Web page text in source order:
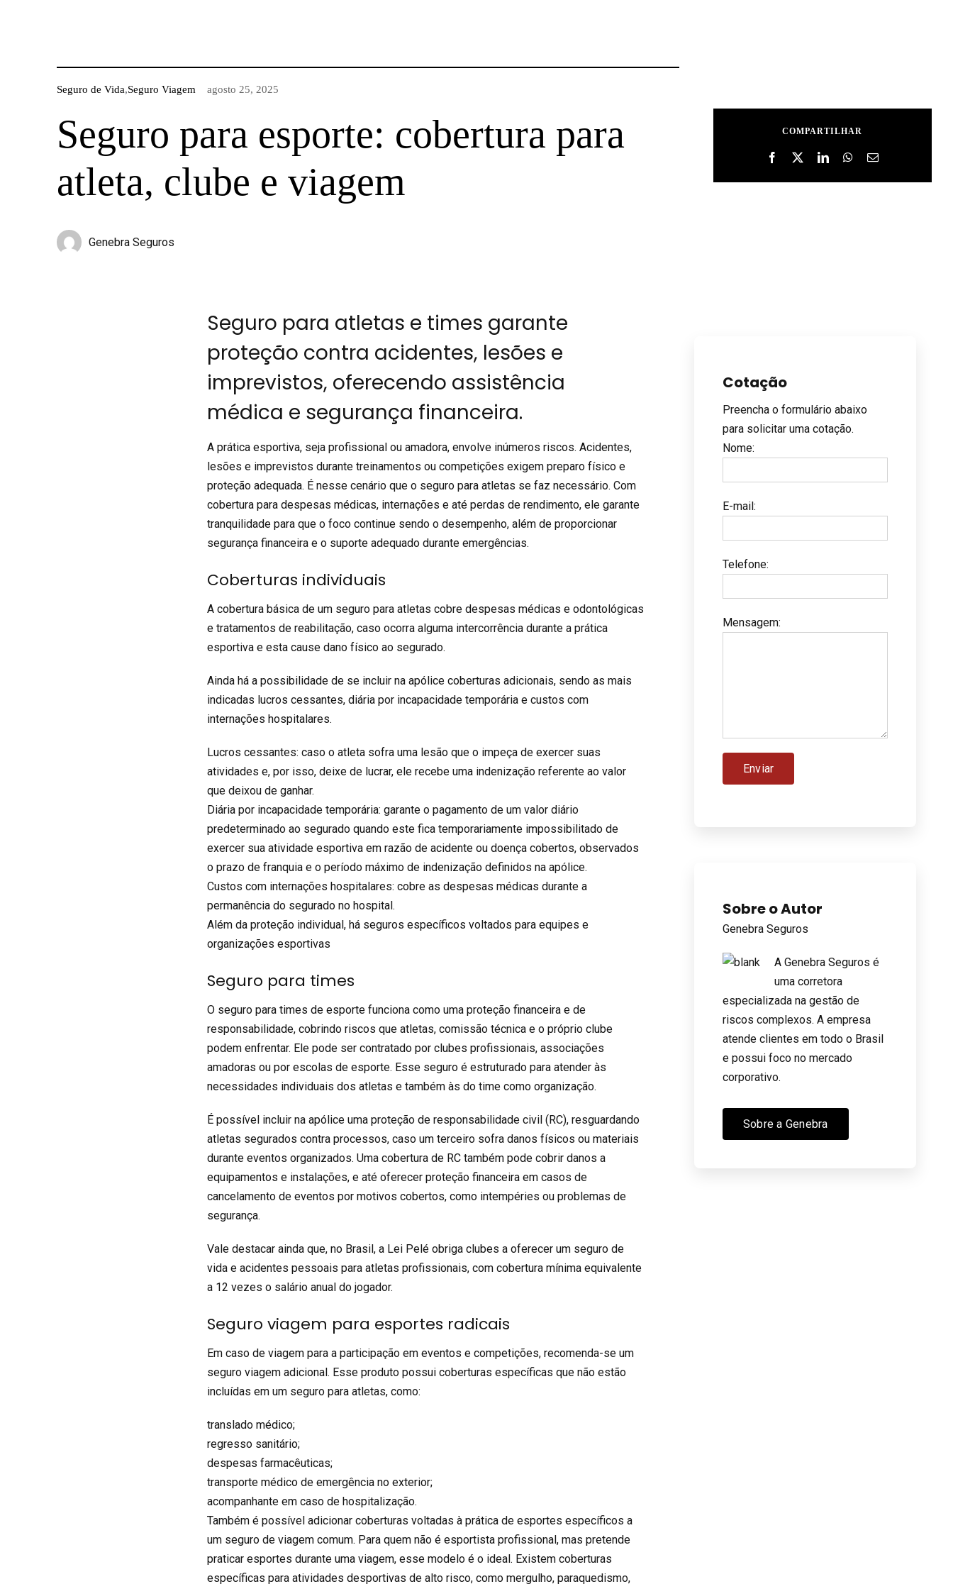
Seguro de Vida,Seguro Viagem agosto 25, 2025
Seguro para esporte: cobertura para
atleta, clube e viagem
Genebra Seguros
COMPARTILHAR
Seguro para atletas e times garante
proteção contra acidentes, lesões e
imprevistos, oferecendo assistência
médica e segurança financeira.
A prática esportiva, seja profissional ou amadora, envolve inúmeros riscos. Acidentes,
lesões e imprevistos durante treinamentos ou competições exigem preparo físico e
proteção adequada. É nesse cenário que o seguro para atletas se faz necessário. Com
cobertura para despesas médicas, internações e até perdas de rendimento, ele garante
tranquilidade para que o foco continue sendo o desempenho, além de proporcionar
segurança financeira e o suporte adequado durante emergências.
Coberturas individuais
A cobertura básica de um seguro para atletas cobre despesas médicas e odontológicas
e tratamentos de reabilitação, caso ocorra alguma intercorrência durante a prática
esportiva e esta cause dano físico ao segurado.
Ainda há a possibilidade de se incluir na apólice coberturas adicionais, sendo as mais
indicadas lucros cessantes, diária por incapacidade temporária e custos com
internações hospitalares.
Lucros cessantes: caso o atleta sofra uma lesão que o impeça de exercer suas
atividades e, por isso, deixe de lucrar, ele recebe uma indenização referente ao valor
que deixou de ganhar.
Diária por incapacidade temporária: garante o pagamento de um valor diário
predeterminado ao segurado quando este fica temporariamente impossibilitado de
exercer sua atividade esportiva em razão de acidente ou doença cobertos, observados
o prazo de franquia e o período máximo de indenização definidos na apólice.
Custos com internações hospitalares: cobre as despesas médicas durante a
permanência do segurado no hospital.
Além da proteção individual, há seguros específicos voltados para equipes e
organizações esportivas
Seguro para times
O seguro para times de esporte funciona como uma proteção financeira e de
responsabilidade, cobrindo riscos que atletas, comissão técnica e o próprio clube
podem enfrentar. Ele pode ser contratado por clubes profissionais, associações
amadoras ou por escolas de esporte. Esse seguro é estruturado para atender às
necessidades individuais dos atletas e também às do time como organização.
É possível incluir na apólice uma proteção deresponsabilidade civil (RC), resguardando
atletas segurados contra processos, caso um terceiro sofra danos físicos ou materiais
durante eventos organizados. Uma cobertura de RC também pode cobrir danos a
equipamentos e instalações, e até oferecer proteção financeira em casos de
cancelamento de eventos por motivos cobertos, como intempéries ou problemas de
segurança.
Vale destacar ainda que, no Brasil, a Lei Pelé obriga clubes a oferecer um seguro de
vida e acidentes pessoais para atletas profissionais, com cobertura mínima equivalente
a 12 vezes o salário anual do jogador.
Seguro viagem para esportes radicais
Em caso de viagem para a participação em eventos e competições, recomenda-se um
seguro viagem adicional. Esse produto possui coberturas específicas que não estão
incluídas em um seguro para atletas, como:
translado médico;
regresso sanitário;
despesas farmacêuticas;
transporte médico de emergência no exterior;
acompanhante em caso de hospitalização.
Também é possível adicionar coberturas voltadas à prática de esportes específicos a
um seguro de viagem comum. Para quem não é esportista profissional, mas pretende
praticar esportes durante umaviagem, esse modelo é o ideal. Existem coberturas
específicas para atividades desportivas de alto risco, como mergulho, paraquedismo,
Cotação
Preencha o formulário abaixo
para solicitar uma cotação.
Nome:
E-mail:
Telefone:
Mensagem:
Sobre o Autor
Genebra Seguros
A Genebra Seguros é
uma corretora
especializada na gestão de
riscos complexos. A empresa
atende clientes em todo o Brasil
e possui foco no mercado
corporativo.
Sobre a Genebra